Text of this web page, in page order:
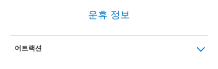
운휴 정보
어트랙션